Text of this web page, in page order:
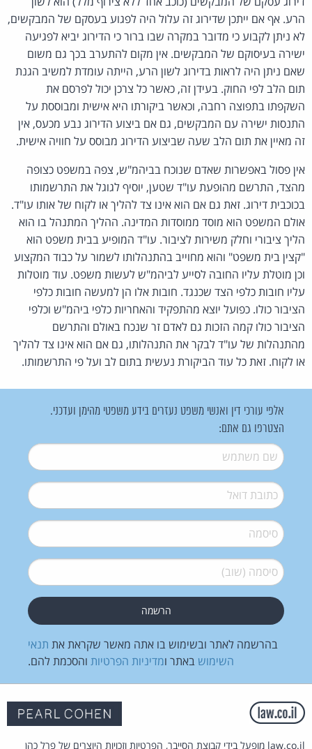
הרע. אף אם ייתכן שדירוג זה עלול היה לפגוע בעסקם של המבקשים,
לא ניתן לקבוע כי מדובר במקרה שבו ברור כי הדירוג יביא לפגיעה
ישירה בעיסוקם של המבקשים. אין מקום להתערב בכך גם משום
שאם ניתן היה לראות בדירוג לשון הרע, הייתה עומדת למשיב הגנת
תום הלב לפי החוק. בעידן זה, כאשר כל צרכן יכול לפרסם את
השקפתו בתפוצה רחבה, וכאשר ביקורתו היא אישית ומבוססת על
התנסות ישירה עם המבקשים, גם אם ביצוע הדירוג נבע מכעס, אין
זה מאיין את תום הלב שעה שביצוע הדירוג מבוסס על חוויה אישית.
אין פסול באפשרות שאדם שנוכח בביהמ"ש, צפה במשפט כצופה
מהצד, התרשם מהופעת עו"ד שטען, יוסיף לגוגל את התרשמותו
בכוכבית דירוג. זאת גם אם הוא אינו צד להליך או לקוח של אותו עו"ד.
אולם המשפט הוא מוסד ממוסדות המדינה. ההליך המתנהל בו הוא
הליך ציבורי וחלק משירות לציבור. עו"ד המופיע בבית משפט הוא
"קצין בית משפט" והוא מחוייב בהתנהלותו לשמור על כבוד המקצוע
וכן מוטלת עליו החובה לסייע לביהמ"ש לעשות משפט. עוד מוטלות
עליו חובות כלפי הצד שכנגד. חובות אלו הן למעשה חובות כלפי
הציבור כולו. כפועל יוצא מהתפקיד והאחריות כלפי ביהמ"ש וכלפי
הציבור כולו קמה הזכות גם לאדם זר שנכח באולם והתרשם
מהתנהלות של עו"ד לבקר את התנהלותו, גם אם הוא אינו צד להליך
או לקוח. זאת כל עוד הביקורת נעשית בתום לב ועל פי התרשמותו.
אלפי עורכי דין ואנשי משפט נעזרים בידע משפטי מהימן ועדכני.
הצטרפו גם אתם:
שם משתמש*
דואל*
סיסמה*
סיסמה (שוב)*
בהרשמה לאתר ובשימוש בו אתה מאשר שקראת את תנאי
השימוש באתר ומדיניות הפרטיות והסכמת להם.
law.co.il מופעל בידי קבוצת הסייבר, הפרטיות וזכויות היוצרים של פרל כהן